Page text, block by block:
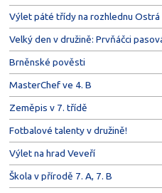
Výlet páté třídy na rozhlednu Ostrá
Velký den v družině: Prvňáčci
Brněnské pověsti
MasterChef ve 4. B
Zeměpis v 7. třídě
Fotbalové talenty v družině!
Výlet na hrad Veveří
Škola v přírodě 7. A, 7. B